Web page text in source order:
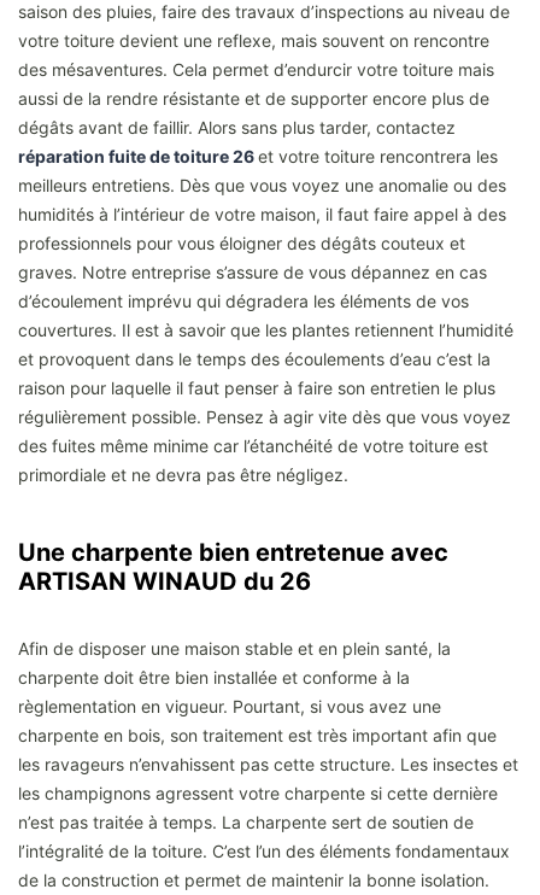
saison des pluies, faire des travaux d’inspections au niveau de
votre toiture devient une reflexe, mais souvent on rencontre
des mésaventures. Cela permet d’endurcir votre toiture mais
aussi de la rendre résistante et de supporter encore plus de
dégâts avant de faillir. Alors sans plus tarder, contactez
réparation fuite de toiture 26et votre toiture rencontrera les
meilleurs entretiens. Dès que vous voyez une anomalie ou des
humidités à l’intérieur de votre maison, il faut faire appel à des
professionnels pour vous éloigner des dégâts couteux et
graves. Notre entreprise s’assure de vous dépannez en cas
d’écoulement imprévu qui dégradera les éléments de vos
couvertures. Il est à savoir que les plantes retiennent l’humidité
et provoquent dans le temps des écoulements d’eau c’est la
raison pour laquelle il faut penser à faire son entretien le plus
régulièrement possible. Pensez à agir vite dès que vous voyez
des fuites même minime car l’étanchéité de votre toiture est
primordiale et ne devra pas être négligez.
Une charpente bien entretenue avec
ARTISAN WINAUD du 26
Afin de disposer une maison stable et en plein santé, la
charpente doit être bien installée et conforme à la
règlementation en vigueur. Pourtant, si vous avez une
charpente en bois, son traitement est très important afin que
les ravageurs n’envahissent pas cette structure. Les insectes et
les champignons agressent votre charpente si cette dernière
n’est pas traitée à temps. La charpente sert de soutien de
l’intégralité de la toiture. C’est l’un des éléments fondamentaux
de la construction et permet de maintenir la bonne isolation.